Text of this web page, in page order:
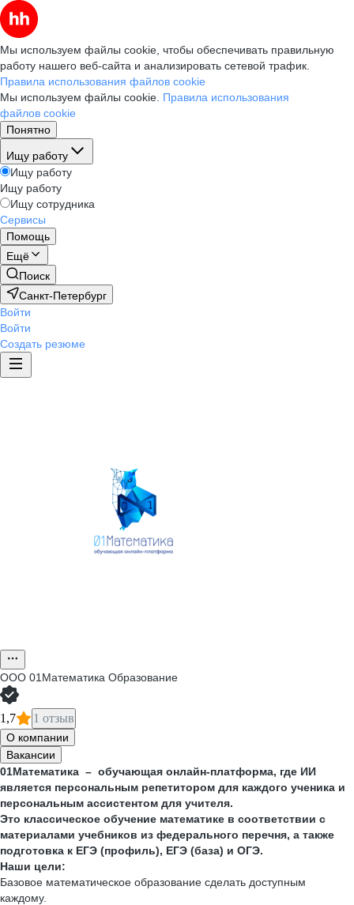
Мы используем файлы cookie, чтобы обеспечивать правильную
работу нашего веб-сайта и анализировать сетевой трафик.
Правила использования файлов cookie
Мы используем файлы cookie. Правила использования
файлов cookie
Понятно
Ищу работу
Ищу работу
Ищу работу
Ищу сотрудника
Сервисы
Помощь
Ещё
Поиск
Санкт-Петербург
Войти
Войти
Создать резюме
ООО 01Математика Образование
1,7 1 отзыв
О компании
Вакансии
01Математика – обучающая онлайн-платформа, где ИИ
является персональным репетитором для каждого ученика и
персональным ассистентом для учителя.
Это классическое обучение математике в соответствии с
материалами учебников из федерального перечня, а также
подготовка к ЕГЭ (профиль), ЕГЭ (база) и ОГЭ.
Наши цели:
Базовое математическое образование сделать доступным
каждому.